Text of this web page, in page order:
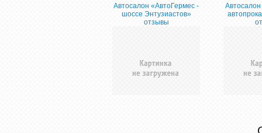
Автосалон «АвтоГермес -
шоссе Энтузиастов»
отзывы
Автосалон